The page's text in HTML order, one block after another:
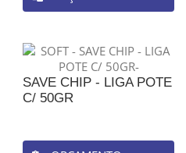
SAVE CHIP - LIGA POTE
C/ 50GR